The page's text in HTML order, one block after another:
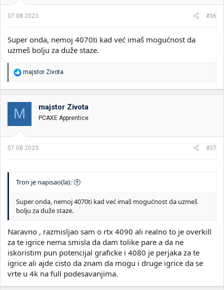
07.08.2023. #36
Super onda, nemoj 4070ti kad već imaš mogućnost da
uzmeš bolju za duže staze.
R
o
v
a
n
:
majstor Zivota
M majstor Zivota
PCAXE Apprentice
07.08.2023. #37
Tron je napisao(la):
Super onda, nemoj 4070ti kad već imaš mogućnost da uzmeš
bolju za duže staze.
Naravno , razmisljao sam o rtx 4090 ali realno to je overkill
za te igrice nema smisla da dam tolike pare a da ne
iskoristim pun potencijal graficke i 4080 je perjaka za te
igrice ali ajde cisto da znam da mogu i druge igrice da se
vrte u 4k na full podesavanjima.